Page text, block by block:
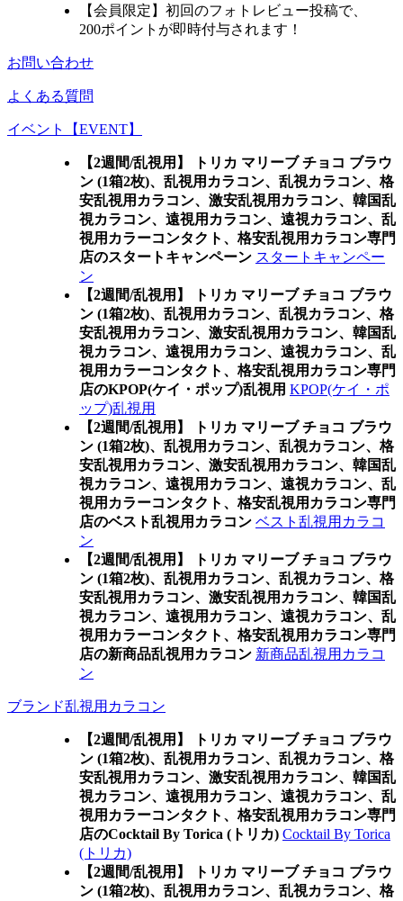
【会員限定】初回のフォトレビュー投稿で、
200ポイント が即時付与されます！
お問い合わせ
よくある質問
イベント【EVENT】
【2週間/乱視用】 トリカ マリーブ チョコ ブラウ
ン (1箱2枚)、乱視用カラコン、乱視カラコン、格
安乱視用カラコン、激安乱視用カラコン、韓国乱
視カラコン、遠視用カラコン、遠視カラコン、乱
視用カラーコンタクト、格安乱視用カラコン専門
店のスタートキャンペーン スタートキャンペー
ン
【2週間/乱視用】 トリカ マリーブ チョコ ブラウ
ン (1箱2枚)、乱視用カラコン、乱視カラコン、格
安乱視用カラコン、激安乱視用カラコン、韓国乱
視カラコン、遠視用カラコン、遠視カラコン、乱
視用カラーコンタクト、格安乱視用カラコン専門
店のKPOP(ケイ・ポップ)乱視用 KPOP(ケイ・ポ
ップ)乱視用
【2週間/乱視用】 トリカ マリーブ チョコ ブラウ
ン (1箱2枚)、乱視用カラコン、乱視カラコン、格
安乱視用カラコン、激安乱視用カラコン、韓国乱
視カラコン、遠視用カラコン、遠視カラコン、乱
視用カラーコンタクト、格安乱視用カラコン専門
店のベスト乱視用カラコン ベスト乱視用カラコ
ン
【2週間/乱視用】 トリカ マリーブ チョコ ブラウ
ン (1箱2枚)、乱視用カラコン、乱視カラコン、格
安乱視用カラコン、激安乱視用カラコン、韓国乱
視カラコン、遠視用カラコン、遠視カラコン、乱
視用カラーコンタクト、格安乱視用カラコン専門
店の新商品乱視用カラコン 新商品乱視用カラコ
ン
ブランド乱視用カラコン
【2週間/乱視用】 トリカ マリーブ チョコ ブラウ
ン (1箱2枚)、乱視用カラコン、乱視カラコン、格
安乱視用カラコン、激安乱視用カラコン、韓国乱
視カラコン、遠視用カラコン、遠視カラコン、乱
視用カラーコンタクト、格安乱視用カラコン専門
店のCocktail By Torica (トリカ) Cocktail By Torica
(トリカ)
【2週間/乱視用】 トリカ マリーブ チョコ ブラウ
ン (1箱2枚)、乱視用カラコン、乱視カラコン、格